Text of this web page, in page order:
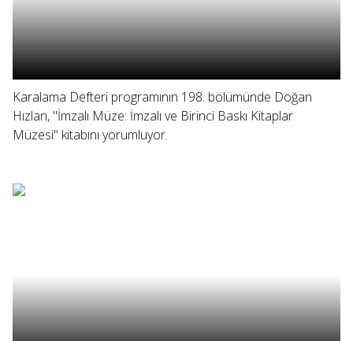
Karalama Defteri programının 198. bölümünde Doğan
Hızlan, "İmzalı Müze: İmzalı ve Birinci Baskı Kitaplar
Müzesi" kitabını yorumluyor.